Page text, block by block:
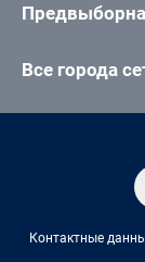
Все города
Контактные